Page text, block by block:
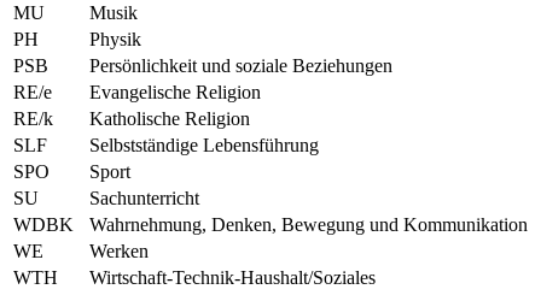
MU
Musik
PH
Physik
PSB
Persönlichkeit und soziale Beziehungen
RE/e
Evangelische Religion
RE/k
Katholische Religion
SLF
Selbstständige Lebensführung
SPO
Sport
SU
Sachunterricht
WDBK
Wahrnehmung, Denken, Bewegung und Kommunikation
WE
Werken
WTH
Wirtschaft-Technik-Haushalt/Soziales